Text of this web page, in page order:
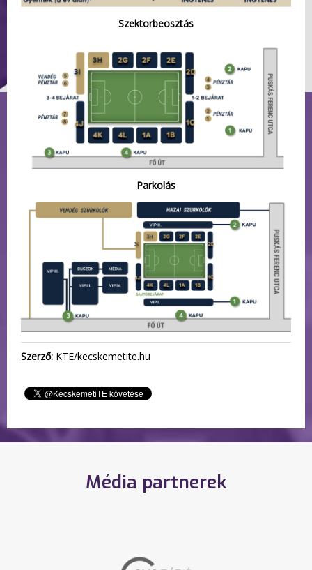
Szektorbeosztás
Parkolás
Szerző: KTE/kecskemetite.hu
Média partnerek